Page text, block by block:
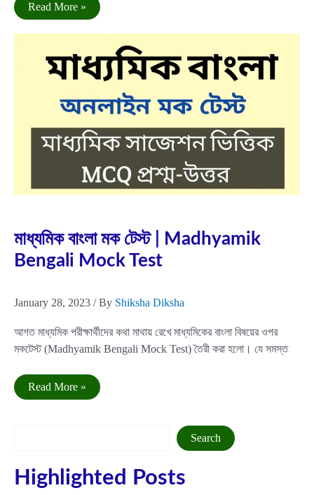
মাধ্যমিক
বাংলা
Read More »
মাধ্যমিক বাংলা মক টেস্ট | Madhyamik
Bengali Mock Test
January 28, 2023 / By Shiksha Diksha
আগত মাধ্যমিক পরীক্ষার্থীদের কথা মাথায় রেখে মাধ্যমিকের বাংলা বিষয়ের ওপর
মকটেস্ট (Madhyamik Bengali Mock Test) তৈরী করা হলো। যে সমস্ত
মাধ্যমিক
বাংলা
Test
Read More »
Search
Highlighted Posts